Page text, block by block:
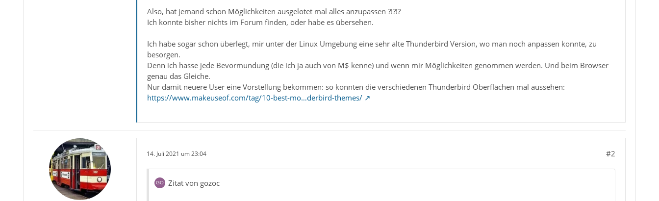
Also, hat jemand schon Möglichkeiten ausgelotet mal alles anzupassen ?!?!?
Ich konnte bisher nichts im Forum finden, oder habe es übersehen.
Ich habe sogar schon überlegt, mir unter der Linux Umgebung eine sehr alte Thunderbird Version, wo man noch anpassen konnte, zu
besorgen.
Denn ich hasse jede Bevormundung (die ich ja auch von M$ kenne) und wenn mir Möglichkeiten genommen werden. Und beim Browser
genau das Gleiche.
Nur damit neuere User eine Vorstellung bekommen: so konnten die verschiedenen Thunderbird Oberflächen mal aussehen:
https://www.makeuseof.com/tag/10-best-mo…derbird-themes/
14. Juli 2021 um 23:04 #2
Zitat von gozoc